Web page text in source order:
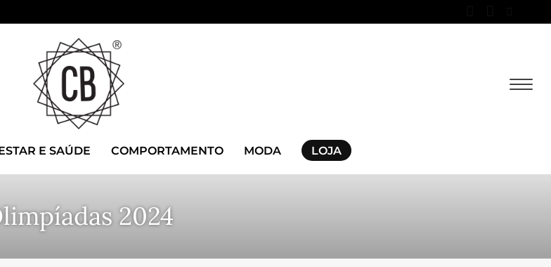
E SAÚDE COMPORTAMENTO MODA LOJA
2024